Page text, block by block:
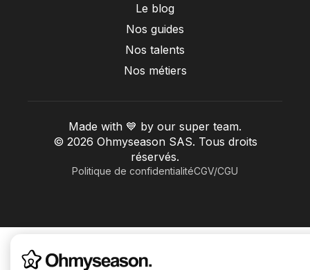
Le blog
Nos guides
Nos talents
Nos métiers
Made with 💙 by our super team.
© 2026 Ohmyseason SAS. Tous droits
réservés.
Politique de confidentialitéCGV/CGU